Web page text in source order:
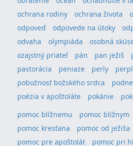
ochrana rodiny
ochrana života
odpoveď
odpovede na útoky
odvaha
olympiáda
osobná
ozajstný priateľ
pán pan ježiš
pastorácia
peniaze perly
pobožnosť božského srdca
poézia v apoštoláte
pokánie
pomoc blížnemu pomoc blížnym
pomoc kresťana
pomoc od ježiša
pomoc pre apoštolát
pomoc pri